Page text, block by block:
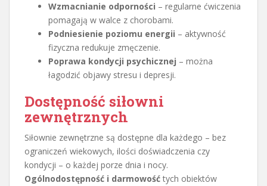
Wzmacnianie odporności – regularne ćwiczenia
pomagają w walce z chorobami.
Podniesienie poziomu energii – aktywność
fizyczna redukuje zmęczenie.
Poprawa kondycji psychicznej – można
łagodzić objawy stresu i depresji.
Dostępność siłowni
zewnętrznych
Siłownie zewnętrzne są dostępne dla każdego – bez
ograniczeń wiekowych, ilości doświadczenia czy
kondycji – o każdej porze dnia i nocy.
Ogólnodostępność i darmowość tych obiektów